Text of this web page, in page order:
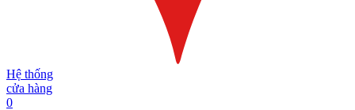
Hệ thống
cửa hàng
0